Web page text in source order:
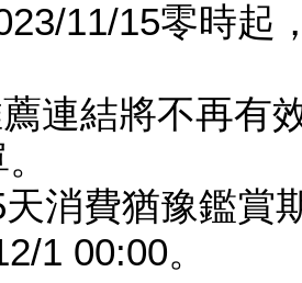
11/15零時起
連結將不再有
消費猶豫鑑賞
1 00:00。